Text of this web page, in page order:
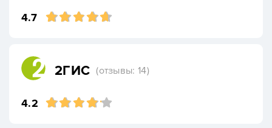
4.7
2ГИС (отзывы: 14)
4.2